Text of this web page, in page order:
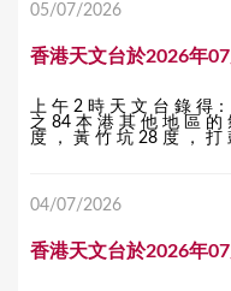
05/07/2026
香港天文台於2026年
上 午 2 時 天 文 台 錄 得
之 84 本 港 其 他 地 區 的
度 ， 黃 竹 坑 28 度 ， 打
04/07/2026
香港天文台於2026年